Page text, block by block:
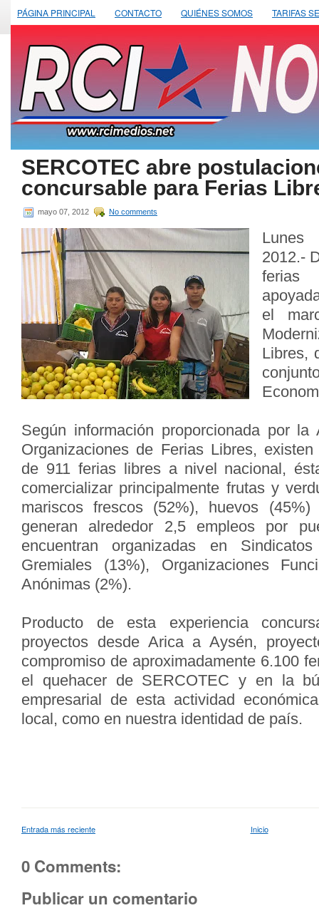
PÁGINA PRINCIPAL CONTACTO QUIÉNES SOMOS TARIFAS
SERCOTEC abre
concursable para Ferias
mayo 07, 2012 No comments
2012.-
el
Libres,
Según información proporcionada por la
Organizaciones de Ferias Libres,
de 911 ferias libres a nivel nacional,
comercializar principalmente frutas y
mariscos frescos (52%), huevos
generan alrededor 2,5 empleos por
encuentran organizadas en
Gremiales (13%), Organizaciones
Anónimas (2%).
Producto de esta experiencia
proyectos desde Arica a Aysén,
compromiso de aproximadamente 6.100
el quehacer de SERCOTEC y en la
empresarial de esta actividad
local, como en nuestra identidad de país.
Entrada más reciente Inicio
0 Comments:
Publicar un comentario